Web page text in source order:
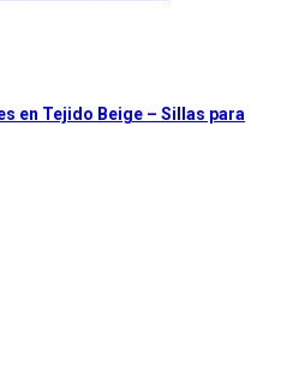
en Tejido Beige – Sillas para